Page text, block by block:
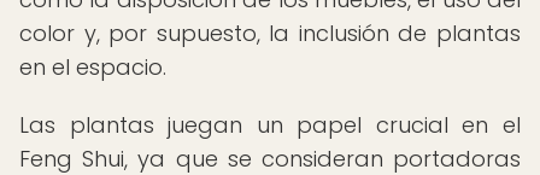
color y, por supuesto, la inclusión de plantas
en el espacio.
Las plantas juegan un papel crucial en el
Feng Shui, ya que se consideran portadoras